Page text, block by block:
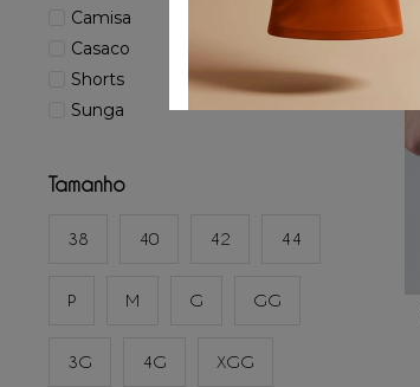
Camisa
Casaco
Shorts
Sunga
Tamanho
38 40 42 44
P M G GG
3G 4G XGG